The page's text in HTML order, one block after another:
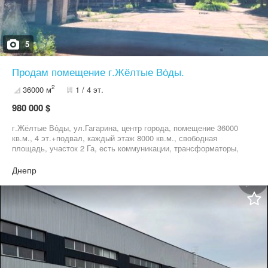
5
Продам помещение г.Жёлтые Во́ды.
36000 м2 1 / 4 эт.
980 000 $
г.Жёлтые Во́ды, ул.Гагарина, центр города, помещение 36000
кв.м., 4 эт.+подвал, каждый этаж 8000 кв.м., свободная
площадь, участок 2 Га, есть коммуникации, трансформаторы,
Днепр